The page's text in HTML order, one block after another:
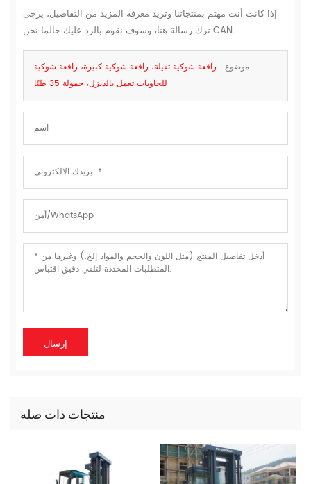
إذا كانت أنت مهتم بمنتجاتنا وتريد معرفة المزيد من التفاصيل، يرجى
ترك رسالة هنا، وسوف نقوم بالرد عليك حالما نحن CAN.
موضوع : رافعة شوكية ثقيلة، رافعة شوكية كبيرة، رافعة شوكية
للحاويات تعمل بالديزل، حمولة 35 طنًا
منتجات ذات صله